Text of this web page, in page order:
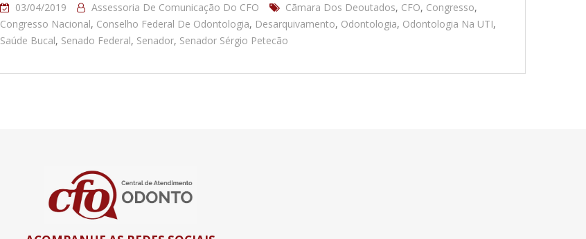
03/04/2019
Assessoria De Comunicação Do CFO Cãmara Dos Deoutados, CFO, Congresso,
Congresso Nacional, Conselho Federal De Odontologia, Desarquivamento, Odontologia, Odontologia Na UTI,
Saúde Bucal, Senado Federal, Senador, Senador Sérgio Petecão